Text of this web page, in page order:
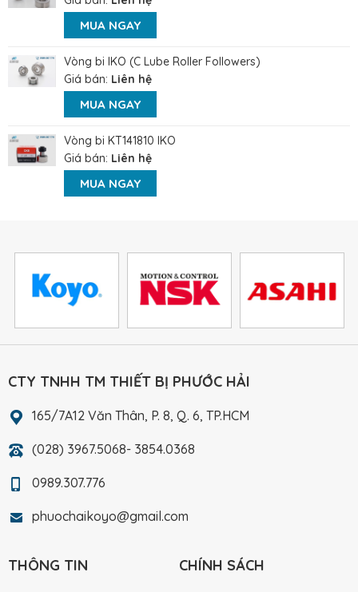
MUA NGAY
Vòng bi IKO (C Lube Roller Followers)
Giá bán: Liên hệ
MUA NGAY
Vòng bi KT141810 IKO
Giá bán: Liên hệ
MUA NGAY
CTY TNHH TM THIẾT BỊ PHƯỚC HẢI
165/7A12 Văn Thân, P. 8, Q. 6, TP.HCM
(028) 3967.5068- 3854.0368
0989.307.776
phuochaikoyo@gmail.com
THÔNG TIN CHÍNH SÁCH